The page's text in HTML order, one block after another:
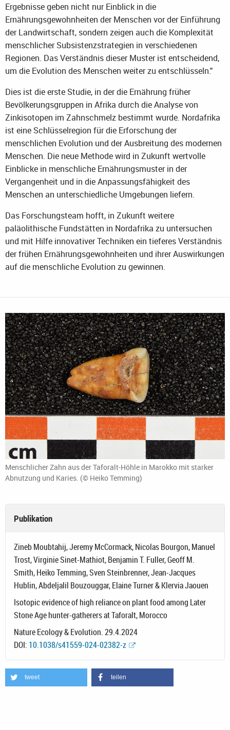
Ergebnisse geben nicht nur Einblick in die
Ernährungsgewohnheiten der Menschen vor der Einführung
der Landwirtschaft, sondern zeigen auch die Komplexität
menschlicher Subsistenzstrategien in verschiedenen
Regionen. Das Verständnis dieser Muster ist entscheidend,
um die Evolution des Menschen weiter zu entschlüsseln."
Dies ist die erste Studie, in der die Ernährung früher
Bevölkerungsgruppen in Afrika durch die Analyse von
Zinkisotopen im Zahnschmelz bestimmt wurde. Nordafrika
ist eine Schlüsselregion für die Erforschung der
menschlichen Evolution und der Ausbreitung des modernen
Menschen. Die neue Methode wird in Zukunft wertvolle
Einblicke in menschliche Ernährungsmuster in der
Vergangenheit und in die Anpassungsfähigkeit des
Menschen an unterschiedliche Umgebungen liefern.
Das Forschungsteam hofft, in Zukunft weitere
paläolithische Fundstätten in Nordafrika zu untersuchen
und mit Hilfe innovativer Techniken ein tieferes Verständnis
der frühen Ernährungsgewohnheiten und ihrer Auswirkungen
auf die menschliche Evolution zu gewinnen.
Menschlicher Zahn aus der Taforalt-Höhle in Marokko mit starker
Abnutzung und Karies. (© Heiko Temming)
Publikation
Zineb Moubtahij, Jeremy McCormack, Nicolas Bourgon, Manuel
Trost, Virginie Sinet-Mathiot, Benjamin T. Fuller, Geoff M.
Smith, Heiko Temming, Sven Steinbrenner, Jean-Jacques
Hublin, Abdeljalil Bouzouggar, Elaine Turner & Klervia Jaouen
Isotopic evidence of high reliance on plant food among Later
Stone Age hunter-gatherers at Taforalt, Morocco
Nature Ecology & Evolution. 29.4.2024
DOI: 10.1038/s41559-024-02382-z
tweet teilen